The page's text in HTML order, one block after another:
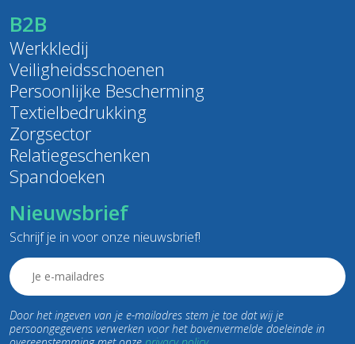
B2B
Werkkledij
Veiligheidsschoenen
Persoonlijke Bescherming
Textielbedrukking
Zorgsector
Relatiegeschenken
Spandoeken
Nieuwsbrief
Schrijf je in voor onze nieuwsbrief!
Email
Door het ingeven van je e-mailadres stem je toe dat wij je
persoongegevens verwerken voor het bovenvermelde doeleinde in